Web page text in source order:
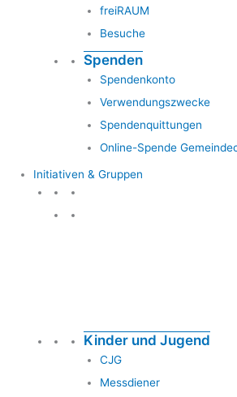
freiRAUM
Besuche
Spenden
Spendenkonto
Verwendungszwecke
Spendenquittungen
Online-Spende
Initiativen & Gruppen
Kinder und Jugend
CJG
Messdiener